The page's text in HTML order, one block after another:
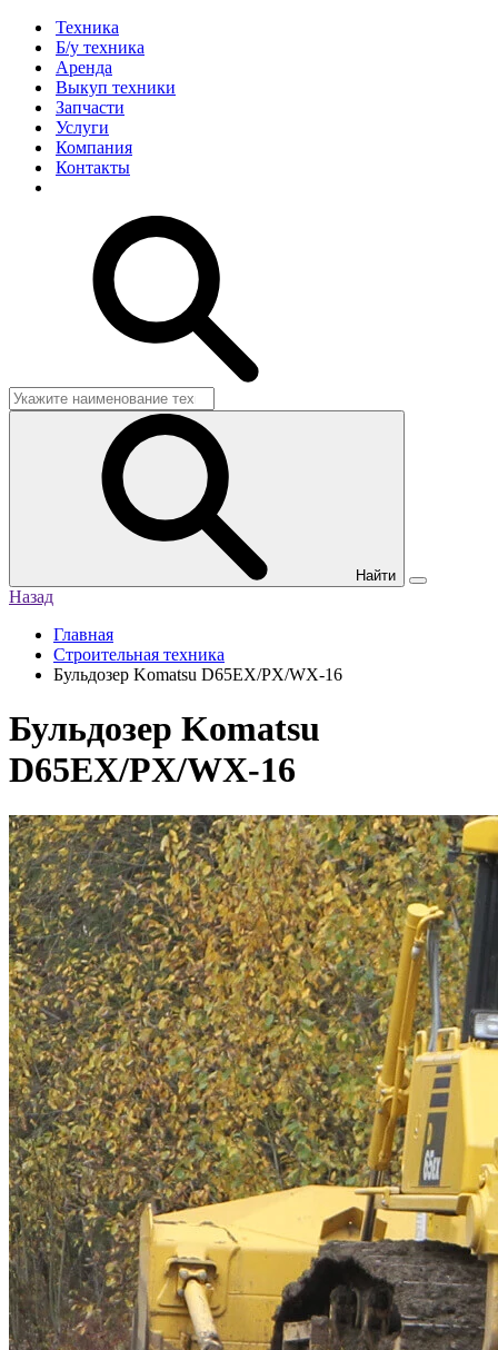
Техника
Б/у техника
Аренда
Выкуп техники
Запчасти
Услуги
Компания
Контакты
Найти
Назад
Главная
Строительная техника
Бульдозер Komatsu D65EX/PX/WX-16
Бульдозер Komatsu
D65EX/PX/WX-16